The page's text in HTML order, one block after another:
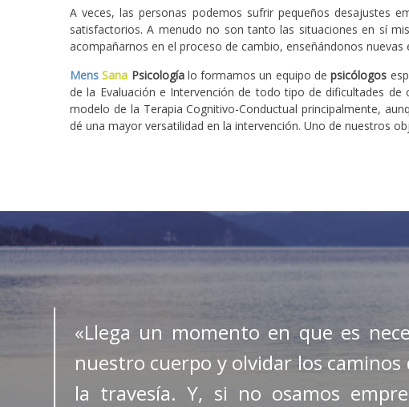
A veces, las personas podemos sufrir pequeños desajustes
satisfactorios. A menudo no son tanto las situaciones en sí
acompañarnos en el proceso de cambio, enseñándonos
Mens Sana Psicologíalo formamos un equipo depsicólogos
de la Evaluación e Intervención de todo tipo de dificultades
modelo de la Terapia Cognitivo-Conductual principalmente,
dé una mayor versatilidad en la intervención. Uno de nuestros
«Llega un momento en que es
nuestro cuerpo y olvidar los
la travesía. Y, si no osamos